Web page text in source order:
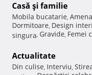
Casă şi familie
Mobila bucatarie,
Dormitoare, Design
singura, Gravide, Femei
Actualitate
Din culise, Interviu,